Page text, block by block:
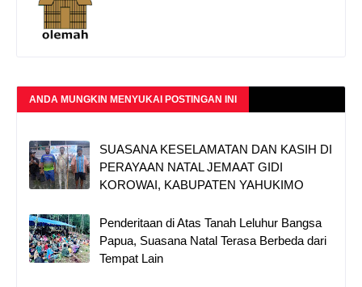
ANDA MUNGKIN MENYUKAI POSTINGAN INI
SUASANA KESELAMATAN DAN KASIH DI
PERAYAAN NATAL JEMAAT GIDI
KOROWAI, KABUPATEN YAHUKIMO
Penderitaan di Atas Tanah Leluhur Bangsa
Papua, Suasana Natal Terasa Berbeda dari
Tempat Lain